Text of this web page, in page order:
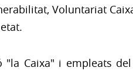
Voluntariat
Caixa" i empleats del